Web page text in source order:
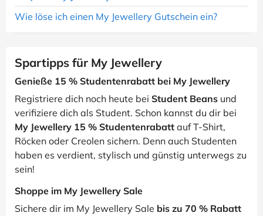
Wie löse ich einen My Jewellery Gutschein ein?
Spartipps für My Jewellery
Genieße 15 % Studentenrabatt bei My Jewellery
Registriere dich noch heute bei Student Beans und
verifiziere dich als Student. Schon kannst du dir bei
My Jewellery 15 % Studentenrabatt auf T-Shirt,
Röcken oder Creolen sichern. Denn auch Studenten
haben es verdient, stylisch und günstig unterwegs zu
sein!
Shoppe im My Jewellery Sale
Sichere dir im My Jewellery Sale bis zu 70 % Rabatt